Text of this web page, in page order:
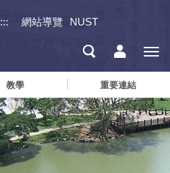
::: 網站導覽 NUST
教學 重要連結